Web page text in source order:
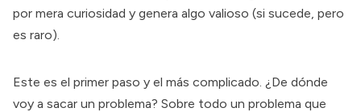
por mera curiosidad y genera algo valioso (si sucede, pero
es raro).
Este es el primer paso y el más complicado. ¿De dónde
voy a sacar un problema? Sobre todo un problema que